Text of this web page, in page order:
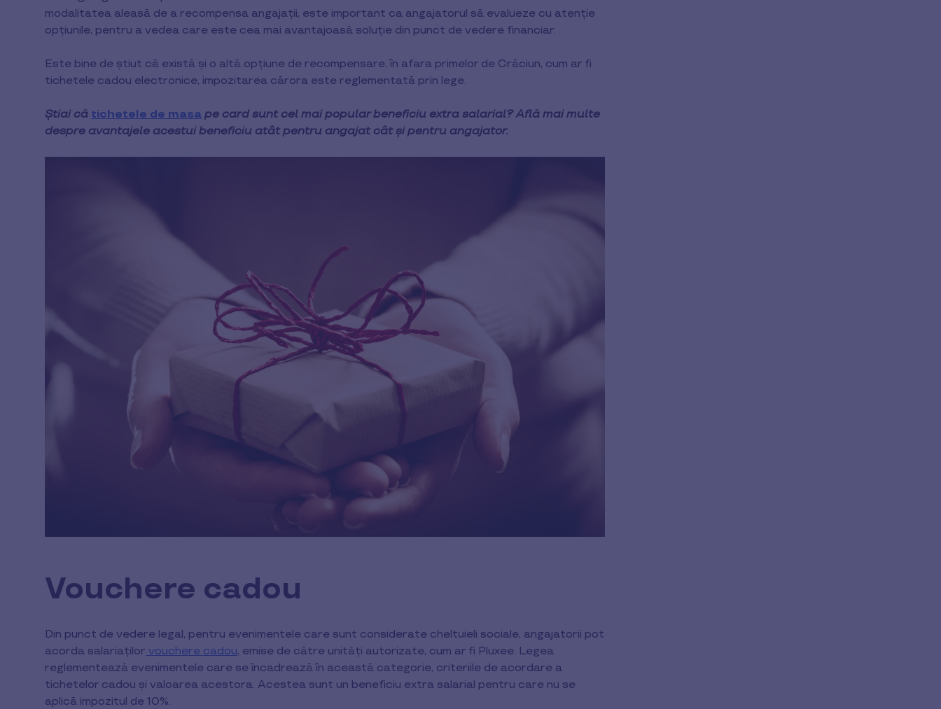
modalitatea aleasă de a recompensa angajații, este important ca angajatorul să evalueze cu atenție
opțiunile, pentru a vedea care este cea mai avantajoasă soluție din punct de vedere financiar.
Este bine de știut că există și o altă opțiune de recompensare, în afara primelor de Crăciun, cum ar fi
tichetele cadou electronice, impozitarea cărora este reglementată prin lege.
Știai că tichetele de masa pe card sunt cel mai popular beneficiu extra salarial? Află mai multe
despre avantajele acestui beneficiu atât pentru angajat cât și pentru angajator.
Vouchere cadou
Din punct de vedere legal, pentru evenimentele care sunt considerate cheltuieli sociale, angajatorii pot
acorda salariaților vouchere cadou, emise de către unități autorizate, cum ar fi Pluxee. Legea
reglementează evenimentele care se încadrează în această categorie, criteriile de acordare a
tichetelor cadou și valoarea acestora. Acestea sunt un beneficiu extra salarial pentru care nu se
aplică impozitul de 10%.